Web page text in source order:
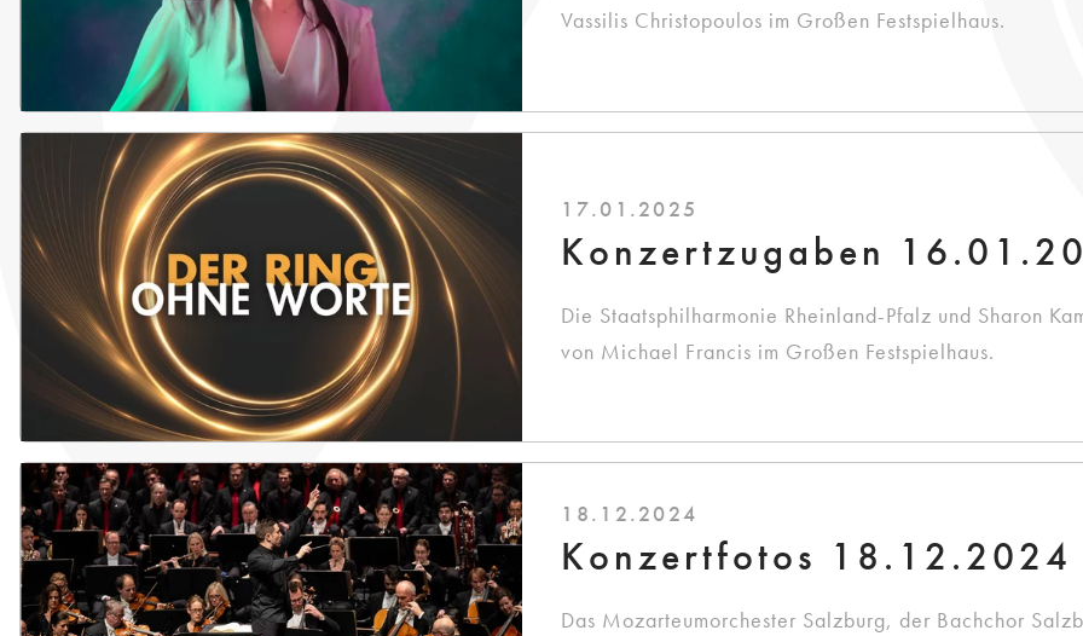
Vassilis Christopoulos im Großen Festspielhaus.
17.01.2025
Konzertzugaben
Die Staatsphilharmonie Rheinland-Pfalz und Sharon
von Michael Francis im Großen Festspielhaus.
18.12.2024
Konzertfotos 18.12.2024
Das Mozarteumorchester Salzburg, der Bachchor